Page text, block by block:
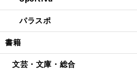
パラスポ
書籍
文芸・文庫・総合